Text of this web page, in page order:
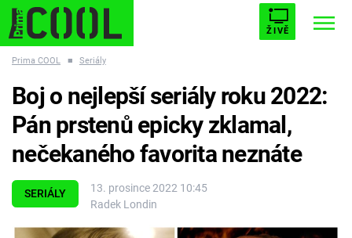
ŽIVĚ
ESCAPE PLNEJ KOTEL AVENGERS 5
Témata
Prima COOL ■ Seriály
SERIÁLY
13. prosince 2022 10:45
Radek Londin
Boj o nejlepší seriály roku 2022:
Pán prstenů epicky zklamal,
nečekaného favorita neznáte